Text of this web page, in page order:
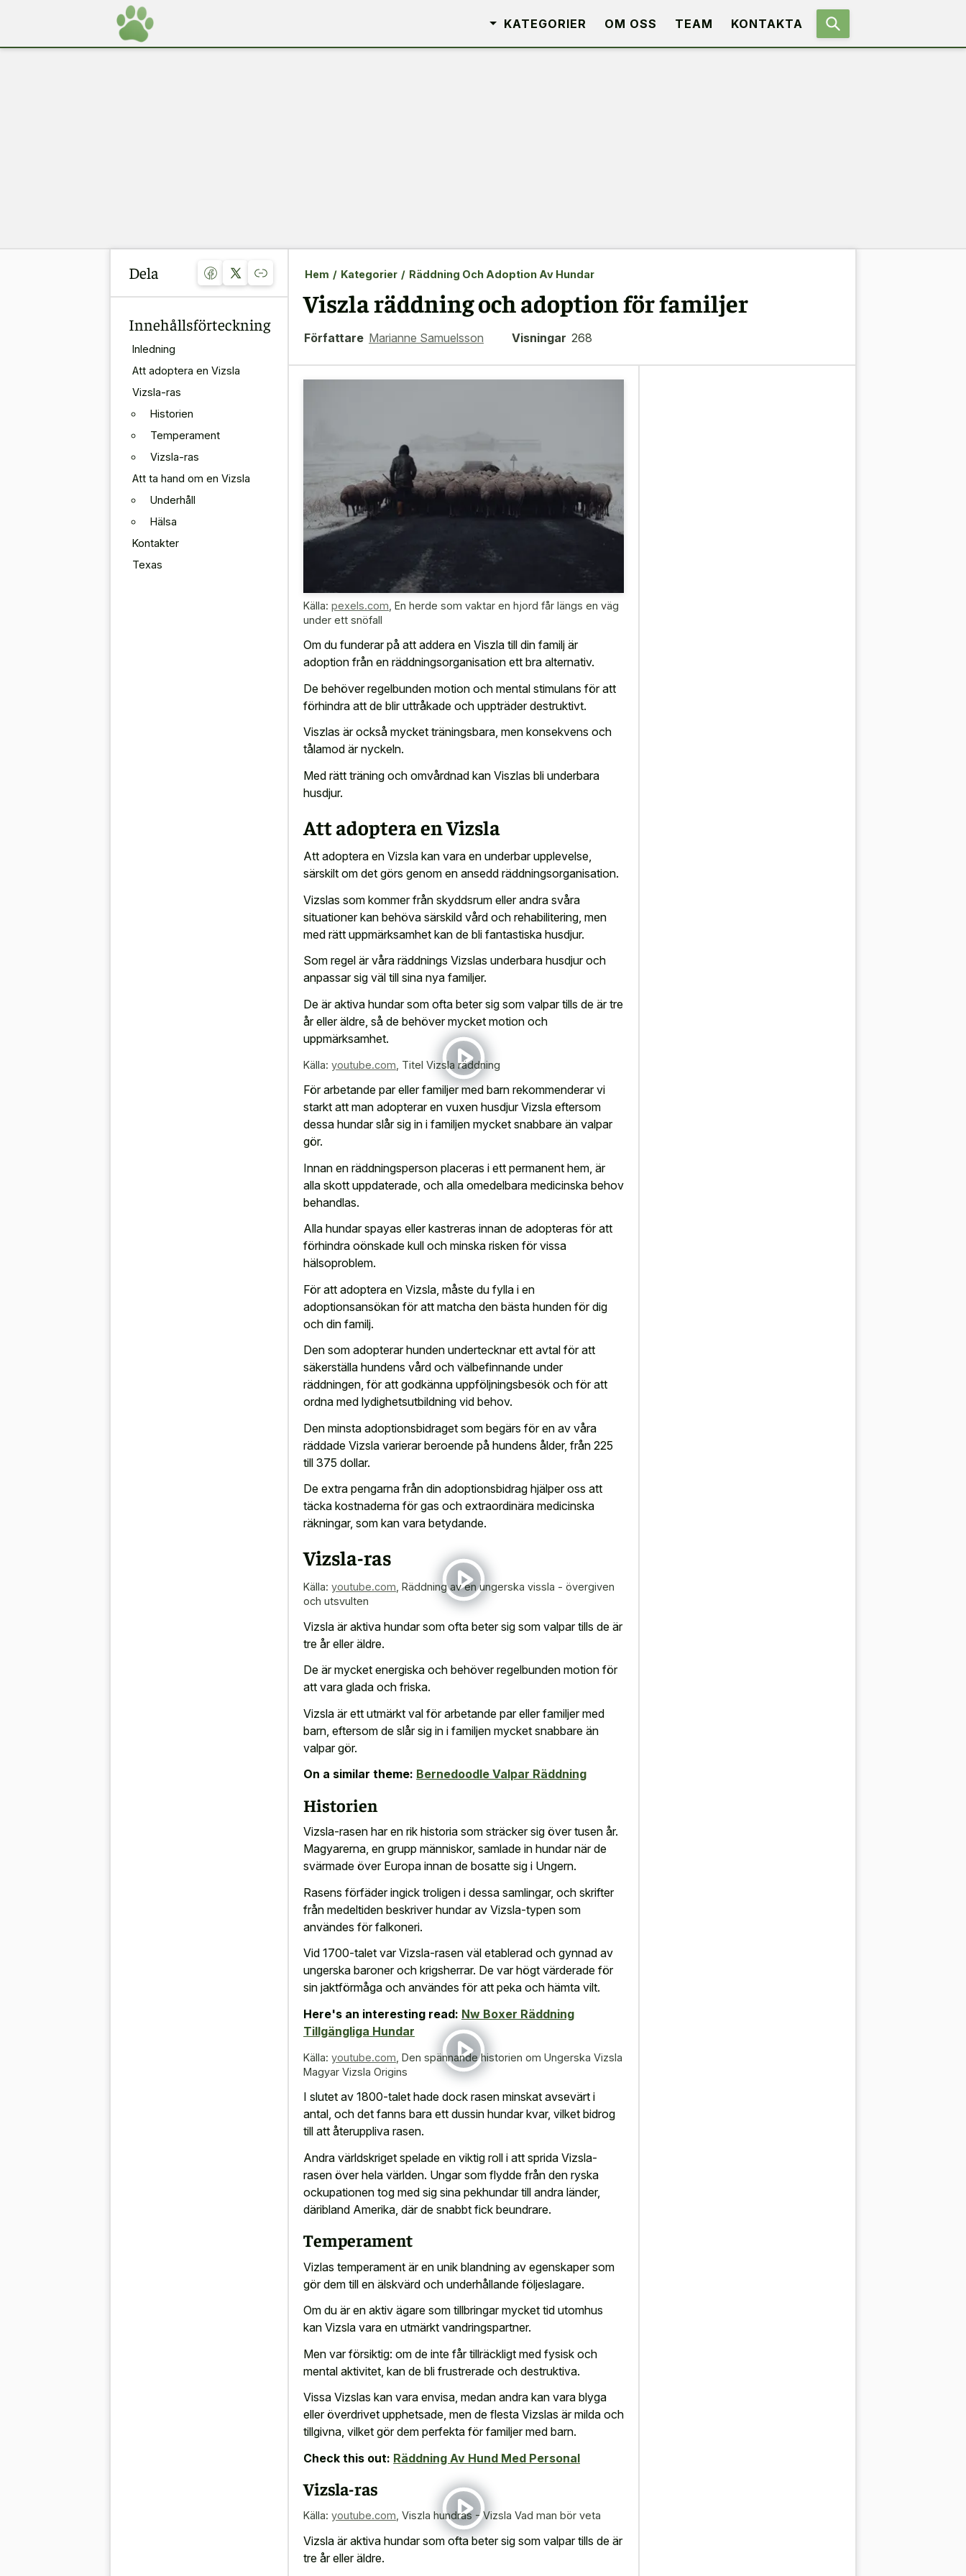
KATEGORIER OM OSS TEAM KONTAKTA
Dela
Innehållsförteckning
Inledning
Att adoptera en Vizsla
Vizsla-ras
Historien
Temperament
Vizsla-ras
Att ta hand om en Vizsla
Underhåll
Hälsa
Kontakter
Texas
Hem / Kategorier / Räddning Och Adoption Av Hundar
Viszla räddning och adoption för familjer
Författare Marianne Samuelsson Visningar 268
Källa: pexels.com En herde som vaktar en hjord får längs en väg
under ett snöfall
Om du funderar på att addera en Viszla till din familj är
adoption från en räddningsorganisation ett bra alternativ.
De behöver regelbunden motion och mental stimulans för att
förhindra att de blir uttråkade och uppträder destruktivt.
Viszlas är också mycket träningsbara, men konsekvens och
tålamod är nyckeln.
Med rätt träning och omvårdnad kan Viszlas bli underbara
husdjur.
Att adoptera en Vizsla
Att adoptera en Vizsla kan vara en underbar upplevelse,
särskilt om det görs genom en ansedd räddningsorganisation.
Vizslas som kommer från skyddsrum eller andra svåra
situationer kan behöva särskild vård och rehabilitering, men
med rätt uppmärksamhet kan de bli fantastiska husdjur.
Som regel är våra räddnings Vizslas underbara husdjur och
anpassar sig väl till sina nya familjer.
De är aktiva hundar som ofta beter sig som valpar tills de är tre
år eller äldre, så de behöver mycket motion och
uppmärksamhet.
Källa: youtube.com Titel Vizsla räddning
För arbetande par eller familjer med barn rekommenderar vi
starkt att man adopterar en vuxen husdjur Vizsla eftersom
dessa hundar slår sig in i familjen mycket snabbare än valpar
gör.
Innan en räddningsperson placeras i ett permanent hem, är
alla skott uppdaterade, och alla omedelbara medicinska behov
behandlas.
Alla hundar spayas eller kastreras innan de adopteras för att
förhindra oönskade kull och minska risken för vissa
hälsoproblem.
För att adoptera en Vizsla, måste du fylla i en
adoptionsansökan för att matcha den bästa hunden för dig
och din familj.
Den som adopterar hunden undertecknar ett avtal för att
säkerställa hundens vård och välbefinnande under
räddningen, för att godkänna uppföljningsbesök och för att
ordna med lydighetsutbildning vid behov.
Den minsta adoptionsbidraget som begärs för en av våra
räddade Vizsla varierar beroende på hundens ålder, från 225
till 375 dollar.
De extra pengarna från din adoptionsbidrag hjälper oss att
täcka kostnaderna för gas och extraordinära medicinska
räkningar, som kan vara betydande.
Vizsla-ras
Källa: youtube.com Räddning av en ungerska vissla - övergiven
och utsvulten
Vizsla är aktiva hundar som ofta beter sig som valpar tills de är
tre år eller äldre.
De är mycket energiska och behöver regelbunden motion för
att vara glada och friska.
Vizsla är ett utmärkt val för arbetande par eller familjer med
barn, eftersom de slår sig in i familjen mycket snabbare än
valpar gör.
On a similar theme: Bernedoodle Valpar Räddning
Historien
Vizsla-rasen har en rik historia som sträcker sig över tusen år.
Magyarerna, en grupp människor, samlade in hundar när de
svärmade över Europa innan de bosatte sig i Ungern.
Rasens förfäder ingick troligen i dessa samlingar, och skrifter
från medeltiden beskriver hundar av Vizsla-typen som
användes för falkoneri.
Vid 1700-talet var Vizsla-rasen väl etablerad och gynnad av
ungerska baroner och krigsherrar. De var högt värderade för
sin jaktförmåga och användes för att peka och hämta vilt.
Here's an interesting read: Nw Boxer Räddning
Tillgängliga Hundar
Källa: youtube.com Den spännande historien om Ungerska Vizsla
Magyar Vizsla Origins
I slutet av 1800-talet hade dock rasen minskat avsevärt i
antal, och det fanns bara ett dussin hundar kvar, vilket bidrog
till att återuppliva rasen.
Andra världskriget spelade en viktig roll i att sprida Vizsla-
rasen över hela världen. Ungar som flydde från den ryska
ockupationen tog med sig sina pekhundar till andra länder,
däribland Amerika, där de snabbt fick beundrare.
Temperament
Vizlas temperament är en unik blandning av egenskaper som
gör dem till en älskvärd och underhållande följeslagare.
Om du är en aktiv ägare som tillbringar mycket tid utomhus
kan Vizsla vara en utmärkt vandringspartner.
Men var försiktig: om de inte får tillräckligt med fysisk och
mental aktivitet, kan de bli frustrerade och destruktiva.
Vissa Vizslas kan vara envisa, medan andra kan vara blyga
eller överdrivet upphetsade, men de flesta Vizslas är milda och
tillgivna, vilket gör dem perfekta för familjer med barn.
Check this out: Räddning Av Hund Med Personal
Vizsla-ras
Källa: youtube.com Viszla hundras - Vizsla Vad man bör veta
Vizsla är aktiva hundar som ofta beter sig som valpar tills de är
tre år eller äldre.